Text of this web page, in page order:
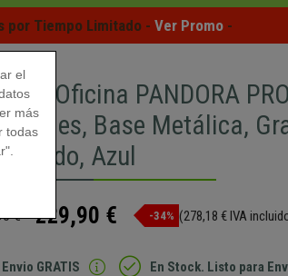
por Tiempo Limitado - Ver Promo -
de Oficina PANDORA
Base Metálica,
Azul
€ 229,90 € -34% (278,18 € IVA
Envio GRATIS En Stock. Listo para
el
más
todas